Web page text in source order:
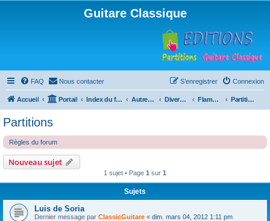
Guitare Classique
FAQ Nous contacter Connexion
S’enregistrer
Accueil Portail Index du forum Autres instruments à cordes pincées, ou styles Divers instruments Flamenco Partitions
Partitions
Règles du forum
Nouveau sujet
1 sujet • Page 1 sur 1
Sujets
Luis de Soria
Dernier message par ClassicGuitare « dim. mars 04, 2012 1:11 pm